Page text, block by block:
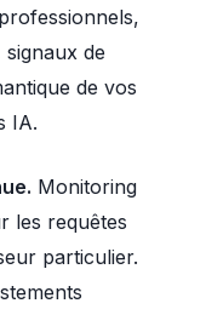
de
de vos
IA.
Monitoring
les requêtes
particulier.